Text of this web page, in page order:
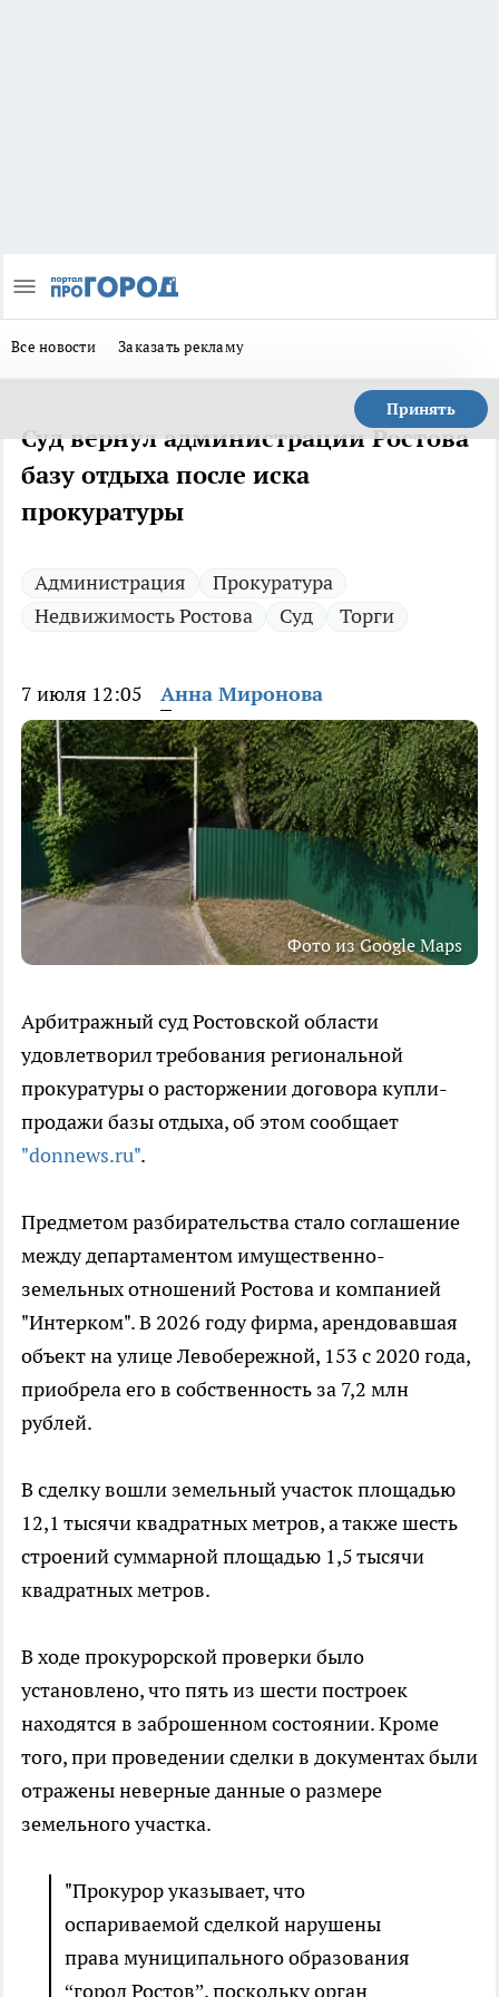
Все новости Заказать рекламу
Принять
Суд вернул администрации Ростова
базу отдыха после иска
прокуратуры
Администрация
Прокуратура
Недвижимость Ростова
Суд Торги
7 июля 12:05 Анна Миронова
Фото из Google Maps
Арбитражный суд Ростовской области
удовлетворил требования региональной
прокуратуры о расторжении договора купли-
продажи базы отдыха, об этом сообщает
"donnews.ru".
Предметом разбирательства стало соглашение
между департаментом имущественно-
земельных отношений Ростова и компанией
"Интерком". В 2026 году фирма, арендовавшая
объект на улице Левобережной, 153 с 2020 года,
приобрела его в собственность за 7,2 млн
рублей.
В сделку вошли земельный участок площадью
12,1 тысячи квадратных метров, а также шесть
строений суммарной площадью 1,5 тысячи
квадратных метров.
В ходе прокурорской проверки было
установлено, что пять из шести построек
находятся в заброшенном состоянии. Кроме
того, при проведении сделки в документах были
отражены неверные данные о размере
земельного участка.
"Прокурор указывает, что
оспариваемой сделкой нарушены
права муниципального образования
“город Ростов”, поскольку орган